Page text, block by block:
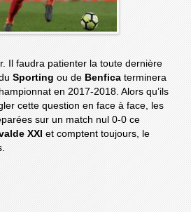
Il faudra patienter la toute dernière
Sportingou de Benficaterminera
en 2017-2018. Alors qu’ils
cette question en face à face, les
sur un match nul 0-0 ce
XXI et comptent toujours, le